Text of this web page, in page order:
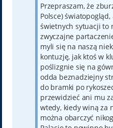
Przepraszam, że
Polsce)
świetnych sytuacji to
zwyczajne
myli się na naszą
kontuzję, jak ktoś w
poślizgnie się na
odda beznadziejny
do bramki po
przewidzieć ani mu
wtedy, kiedy winą za
można obarczyć